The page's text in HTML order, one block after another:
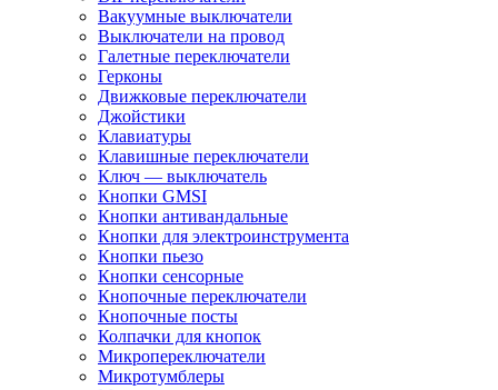
Вакуумные выключатели
Выключатели на провод
Галетные переключатели
Герконы
Движковые переключатели
Джойстики
Клавиатуры
Клавишные переключатели
Ключ — выключатель
Кнопки GMSI
Кнопки антивандальные
Кнопки для электроинструмента
Кнопки пьезо
Кнопки сенсорные
Кнопочные переключатели
Кнопочные посты
Колпачки для кнопок
Микропереключатели
Микротумблеры